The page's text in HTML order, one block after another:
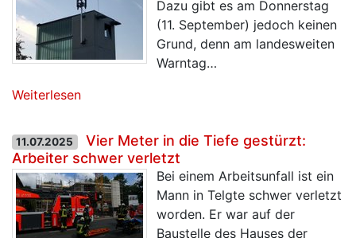
Dazu gibt es am Donnerstag
(11. September) jedoch keinen
Grund, denn am landesweiten
Warntag…
Weiterlesen
11.07.2025
Vier Meter in die Tiefe gestürzt:
Arbeiter schwer verletzt
Bei einem Arbeitsunfall ist ein
Mann in Telgte schwer verletzt
worden. Er war auf der
Baustelle des Hauses der